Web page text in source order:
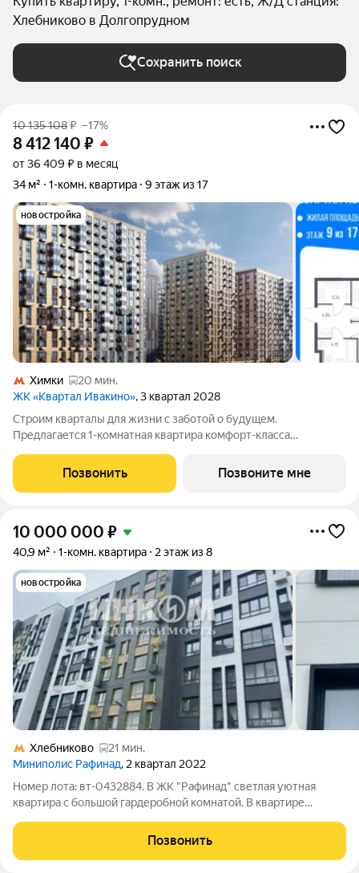
Хлебниково в Долгопрудном
Сохранить поиск
10 135 108₽ –17%
8 412 140 ₽
от 36 409 ₽ в месяц
34 м²
1-комн. квартира 9 этаж из 17
новостройка
Химки
20 мин.
ЖК «Квартал Ивакино», 3 квартал 2028
Строим кварталы для жизни с заботой о будущем.
Предлагается 1-комнатная квартира комфорт-класса
на 9-м этаже, в жилом комплексе "Квартал
Ивакино".Позаботились о вашем времени, поэтому квартиры
Позвонить Позвоните мне
10 000 000 ₽
40,9 м² 1-комн. квартира 2 этаж из 8
новостройка
Хлебниково
21 мин.
Миниполис Рафинад, 2 квартал 2022
Номер лота: вт-0432884. В ЖК "Рафинад" светлая уютная
квартира с большой гардеробной комнатой. В квартире
новым собственникам. Закрытая территория, большой
ухоженный уютный двор с детскими
Позвонить